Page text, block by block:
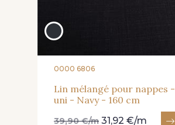
0000 6806
Lin mélangé pour nappes -
uni - Navy - 160 cm
39,90 €/m 31,92 €/m